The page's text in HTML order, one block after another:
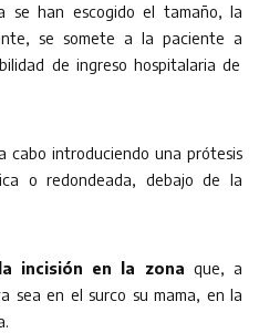
se han escogido el tamaño, la
se somete a la paciente a
de ingreso hospitalaria de
cabo introduciendo una prótesis
o redondeada, debajo de la
incisión en la zona que, a
sea en el surco su mama, en la